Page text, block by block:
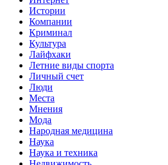
Истории
Компании
Криминал
Культура
Лайфхаки
Летние виды спорта
Личный счет
Люди
Места
Мнения
Мода
Народная медицина
Наука
Наука и техника